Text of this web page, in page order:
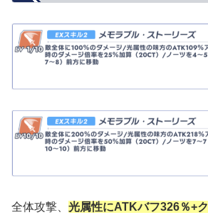
全体攻撃、 光属性にATKバフ326％+